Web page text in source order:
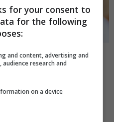
PDF (Computer-idea.it)
for your consent to
for the following
and content, advertising and
research and
on a device